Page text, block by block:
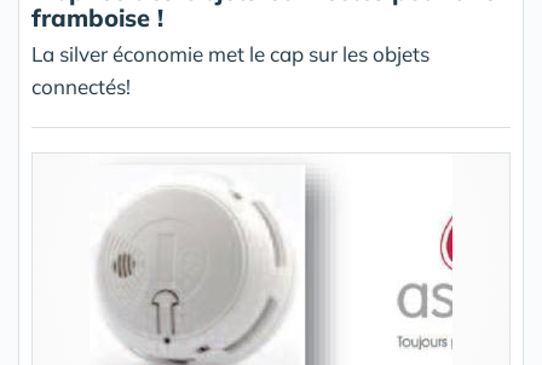
framboise !
La silver économie met le cap sur les objets
connectés!